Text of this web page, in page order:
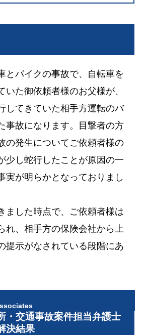
とバイクの事故で、自転車を
いた御依頼者様のお父様が、
してきていた相手方運転のバ
事故になります。目撃者の方
の発生についてご依頼者様の
少し蛇行したことが原因の一
実が明らかとなっておりまし
ました時点で、ご依頼者様は
れ、相手方の保険会社から上
提示がなされている段階にあ
・交通事故案件担当弁護士
決結果